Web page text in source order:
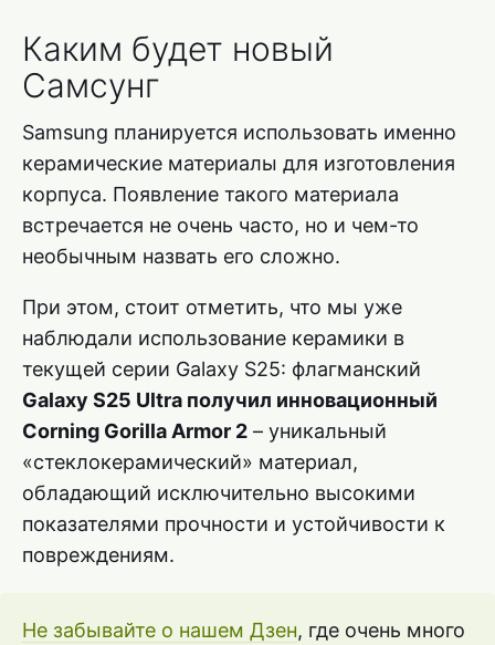
Каким будет новый
Самсунг
Samsung планируется использовать именно
керамические материалы для изготовления
корпуса. Появление такого материала
встречается не очень часто, но и чем-то
необычным назвать его сложно.
При этом, стоит отметить, что мы уже
наблюдали использование керамики в
текущей серии Galaxy S25: флагманский
Galaxy S25 Ultra получил инновационный
Corning Gorilla Armor 2 – уникальный
«стеклокерамический» материал,
обладающий исключительно высокими
показателями прочности и устойчивости к
повреждениям.
Не забывайте о нашем Дзен, где очень много